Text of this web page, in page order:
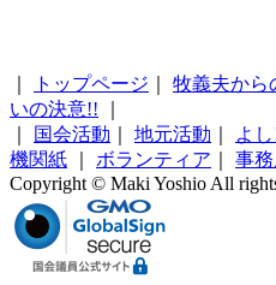
トップページ 牧義夫から
いの決意!!
国会活動 地元活動 よ
機関紙
ボランティア 事
Copyright © Maki Yoshio All